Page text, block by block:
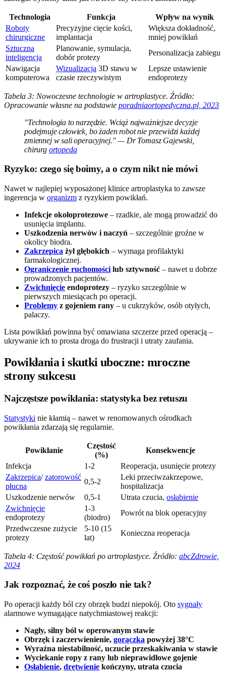
Technologia Funkcja
Wpływ na wynik
Roboty
chirurgiczne
Precyzyjne cięcie kości,
implantacja
Większa dokładność,
mniej powikłań
Sztuczna
inteligencja
Planowanie, symulacja,
dobór protezy
Personalizacja zabiegu
Nawigacja
komputerowa
Wizualizacja 3D stawu w
czasie rzeczywistym
Lepsze ustawienie
endoprotezy
Tabela 3: Nowoczesne technologie w artroplastyce. Źródło:
Opracowanie własne na podstawie poradniaortopedyczna.pl, 2023
"Technologia to narzędzie. Wciąż najważniejsze decyzje
podejmuje człowiek, bo żaden robot nie przewidzi każdej
zmiennej w sali operacyjnej." — Dr Tomasz Gajewski,
chirurg ortopeda
Ryzyko: czego się boimy, a o czym nikt nie mówi
Nawet w najlepiej wyposażonej klinice artroplastyka to zawsze
ingerencja w organizm z ryzykiem powikłań.
Infekcje okołoprotezowe – rzadkie, ale mogą prowadzić do
usunięcia implantu.
Uszkodzenia nerwów i naczyń – szczególnie groźne w
okolicy biodra.
Zakrzepica żył głębokich – wymaga profilaktyki
farmakologicznej.
Ograniczenie ruchomości lub sztywność – nawet u dobrze
prowadzonych pacjentów.
Zwichnięcie endoprotezy – ryzyko szczególnie w
pierwszych miesiącach po operacji.
Problemy z gojeniem rany – u cukrzyków, osób otyłych,
palaczy.
Lista powikłań powinna być omawiana szczerze przed operacją –
ukrywanie ich to prosta droga do frustracji i utraty zaufania.
Powikłania i skutki uboczne: mroczne
strony sukcesu
Najczęstsze powikłania: statystyka bez retuszu
Statystyki nie kłamią – nawet w renomowanych ośrodkach
powikłania zdarzają się regularnie.
Powikłanie
Częstość
(%)
Konsekwencje
Infekcja
1-2
Reoperacja, usunięcie protezy
Zakrzepica/zatorowość
płucna
0,5-2
Leki przeciwzakrzepowe,
hospitalizacja
Uszkodzenie nerwów
0,5-1 Utrata czucia, osłabienie
Zwichnięcie
endoprotezy
1-3
(biodro)
Powrót na blok operacyjny
Przedwczesne zużycie
protezy
5-10 (15
lat)
Konieczna reoperacja
Tabela 4: Częstość powikłań po artroplastyce. Źródło: abcZdrowie,
2024
Jak rozpoznać, że coś poszło nie tak?
Po operacji każdy ból czy obrzęk budzi niepokój. Oto sygnały
alarmowe wymagające natychmiastowej reakcji:
Nagły, silny ból w operowanym stawie
Obrzęk i zaczerwienienie, gorączka powyżej 38°C
Wyraźna niestabilność, uczucie przeskakiwania w stawie
Wyciekanie ropy z rany lub nieprawidłowe gojenie
Osłabienie, drętwienie kończyny, utrata czucia